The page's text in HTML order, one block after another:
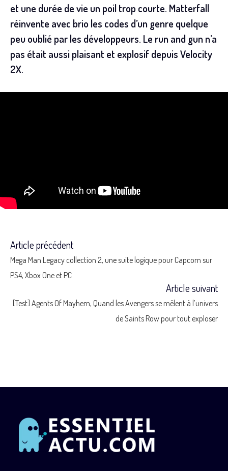
et une durée de vie un poil trop courte. Matterfall
réinvente avec brio les codes d’un genre quelque
peu oublié par les développeurs. Le run and gun n’a
pas était aussi plaisant et explosif depuis Velocity
2X.
Read
Article précédent
Mega Man Legacy collection 2, une suite logique pour Capcom sur
PS4, Xbox One et PC
Article suivant
[Test] Agents Of Mayhem, Quand les Avengers se mêlent à l’univers
de Saints Row pour tout exploser